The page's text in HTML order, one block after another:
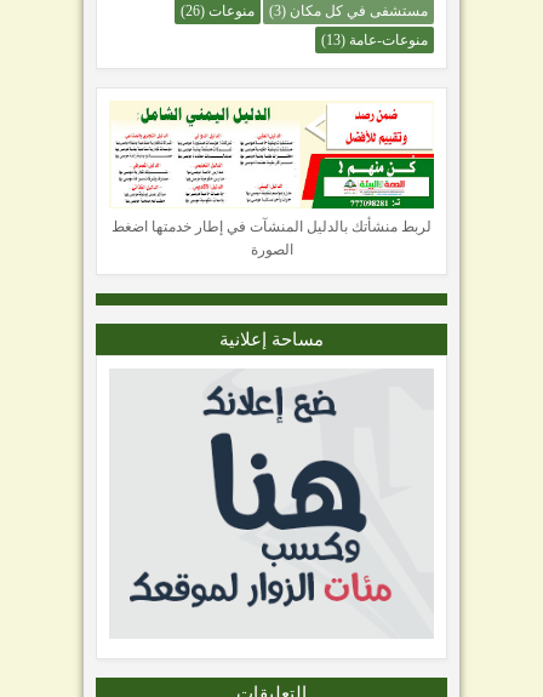
مستشفى في كل مكان (3) منوعات (26)
منوعات-عامة (13)
لربط منشأتك بالدليل المنشآت في إطار خدمتها اضغط
الصورة
مساحة إعلانية